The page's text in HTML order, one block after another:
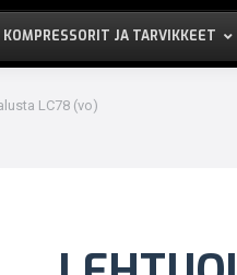
KOMPRESSORIT JA TARVIKKEET
LC78 (vo)